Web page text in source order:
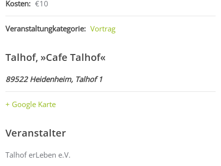
Kosten: €10
Veranstaltungkategorie: Vortrag
Talhof, »Cafe Talhof«
89522 Heidenheim, Talhof 1
+ Google Karte
Veranstalter
Talhof erLeben e.V.